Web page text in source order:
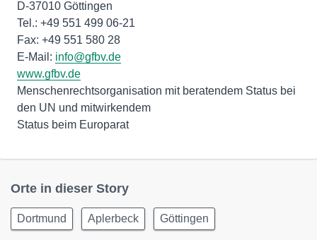
D-37010 Göttingen
Tel.: +49 551 499 06-21
Fax: +49 551 580 28
E-Mail: info@gfbv.de
www.gfbv.de
Menschenrechtsorganisation mit beratendem Status bei
den UN und mitwirkendem
Status beim Europarat
Orte in dieser Story
Dortmund Aplerbeck Göttingen